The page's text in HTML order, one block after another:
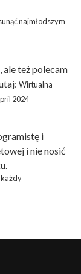
najmłodszym
ale też polecam
Wirtualna
2024
i
i nie nosić
każdy